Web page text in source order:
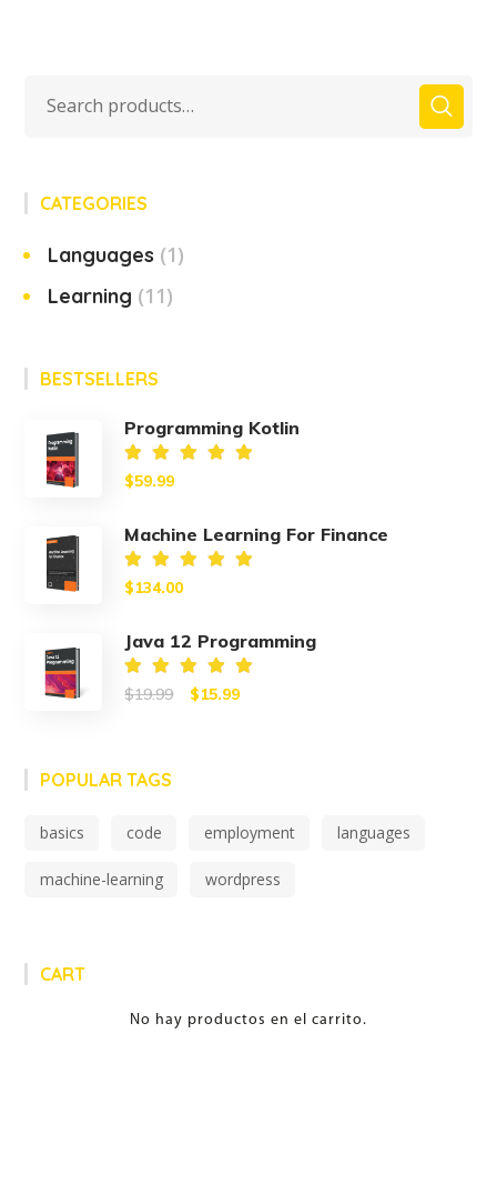
CATEGORIES
Languages (1)
Learning (11)
BESTSELLERS
Programming Kotlin
Valorado
en
$59.99
Machine Learning For Finance
Valorado
en5.00
$134.00
Java 12 Programming
Valorado
en
5.00
$19.99
Original
$15.99
POPULAR TAGS
basics code employment languages
machine-learning wordpress
CART
No hay productos en el carrito.